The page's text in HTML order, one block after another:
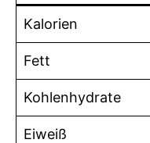
Kalorien
Fett
Kohlenhydrate
Eiweiß